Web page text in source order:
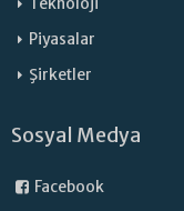
Piyasalar
Şirketler
Sosyal Medya
Facebook